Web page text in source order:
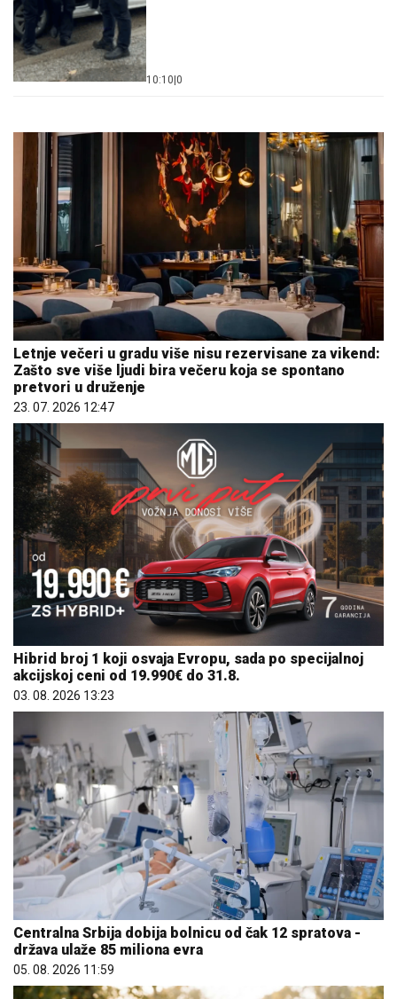
10:10 0
Letnje večeri u gradu više nisu rezervisane za vikend:
Zašto sve više ljudi bira večeru koja se spontano
pretvori u druženje
23. 07. 2026 12:47
Hibrid broj 1 koji osvaja Evropu, sada po specijalnoj
akcijskoj ceni od 19.990€ do 31.8.
03. 08. 2026 13:23
Centralna Srbija dobija bolnicu od čak 12 spratova -
država ulaže 85 miliona evra
05. 08. 2026 11:59